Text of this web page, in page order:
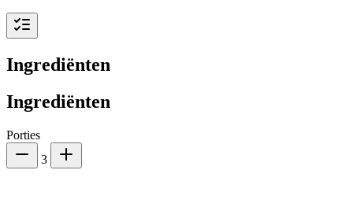
Ingrediënten
Ingrediënten
Porties
3